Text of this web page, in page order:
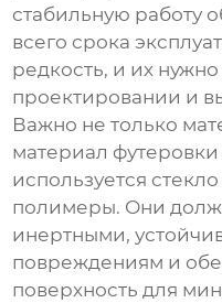
стабильную работу
всего срока
редкость, и их
проектировании и
Важно не только
материал футеровки
используется
полимеры. Они
инертными,
повреждениям и
поверхность для